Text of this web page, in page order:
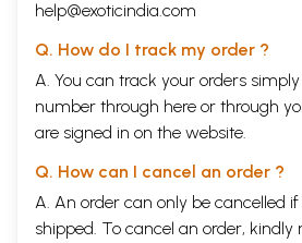
help@exoticindia.com
Q. How do I track my order ?
A. You can track your orders
number through here or through
are signed in on the website.
Q. How can I cancel an order ?
A. An order can only be cancelled
shipped. To cancel an order, kindly